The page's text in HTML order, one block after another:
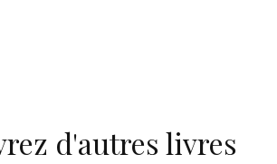
d'autres livres